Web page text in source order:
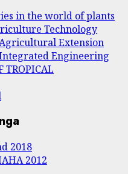
in the world of plants
Technology
Extension
Engineering
TROPICAL
2018
2012